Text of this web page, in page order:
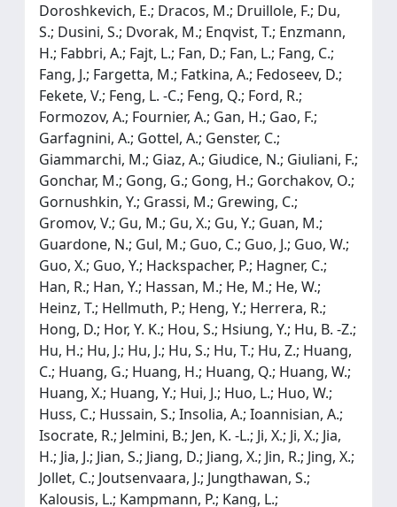
Doroshkevich, E.; Dracos, M.; Druillole, F.; Du,
S.; Dusini, S.; Dvorak, M.; Enqvist, T.; Enzmann,
H.; Fabbri, A.; Fajt, L.; Fan, D.; Fan, L.; Fang, C.;
Fang, J.; Fargetta, M.; Fatkina, A.; Fedoseev, D.;
Fekete, V.; Feng, L. -C.; Feng, Q.; Ford, R.;
Formozov, A.; Fournier, A.; Gan, H.; Gao, F.;
Garfagnini, A.; Gottel, A.; Genster, C.;
Giammarchi, M.; Giaz, A.; Giudice, N.; Giuliani, F.;
Gonchar, M.; Gong, G.; Gong, H.; Gorchakov, O.;
Gornushkin, Y.; Grassi, M.; Grewing, C.;
Gromov, V.; Gu, M.; Gu, X.; Gu, Y.; Guan, M.;
Guardone, N.; Gul, M.; Guo, C.; Guo, J.; Guo, W.;
Guo, X.; Guo, Y.; Hackspacher, P.; Hagner, C.;
Han, R.; Han, Y.; Hassan, M.; He, M.; He, W.;
Heinz, T.; Hellmuth, P.; Heng, Y.; Herrera, R.;
Hong, D.; Hor, Y. K.; Hou, S.; Hsiung, Y.; Hu, B. -Z.;
Hu, H.; Hu, J.; Hu, J.; Hu, S.; Hu, T.; Hu, Z.; Huang,
C.; Huang, G.; Huang, H.; Huang, Q.; Huang, W.;
Huang, X.; Huang, Y.; Hui, J.; Huo, L.; Huo, W.;
Huss, C.; Hussain, S.; Insolia, A.; Ioannisian, A.;
Isocrate, R.; Jelmini, B.; Jen, K. -L.; Ji, X.; Ji, X.; Jia,
H.; Jia, J.; Jian, S.; Jiang, D.; Jiang, X.; Jin, R.; Jing, X.;
Jollet, C.; Joutsenvaara, J.; Jungthawan, S.;
Kalousis, L.; Kampmann, P.; Kang, L.;